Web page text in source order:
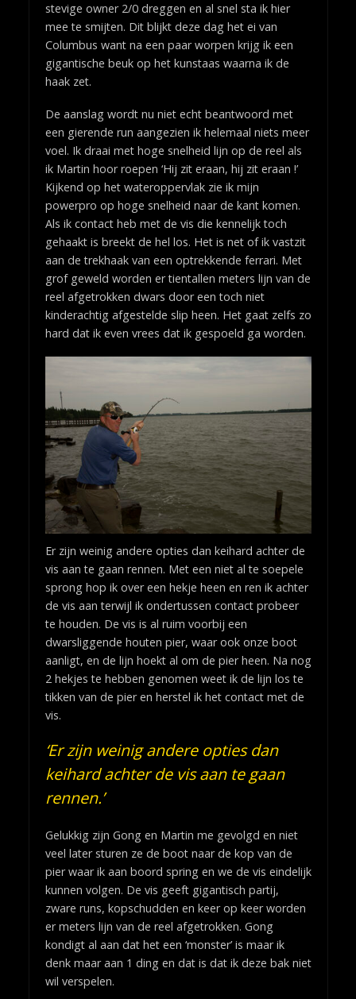
stevige owner 2/0 dreggen en al snel sta ik hier
mee te smijten. Dit blijkt deze dag het ei van
Columbus want na een paar worpen krijg ik een
gigantische beuk op het kunstaas waarna ik de
haak zet.
De aanslag wordt nu niet echt beantwoord met
een gierende run aangezien ik helemaal niets meer
voel. Ik draai met hoge snelheid lijn op de reel als
ik Martin hoor roepen ‘Hij zit eraan, hij zit eraan !’
Kijkend op het wateroppervlak zie ik mijn
powerpro op hoge snelheid naar de kant komen.
Als ik contact heb met de vis die kennelijk toch
gehaakt is breekt de hel los. Het is net of ik vastzit
aan de trekhaak van een optrekkende ferrari. Met
grof geweld worden er tientallen meters lijn van de
reel afgetrokken dwars door een toch niet
kinderachtig afgestelde slip heen. Het gaat zelfs zo
hard dat ik even vrees dat ik gespoeld ga worden.
Er zijn weinig andere opties dan keihard achter de
vis aan te gaan rennen. Met een niet al te soepele
sprong hop ik over een hekje heen en ren ik achter
de vis aan terwijl ik ondertussen contact probeer
te houden. De vis is al ruim voorbij een
dwarsliggende houten pier, waar ook onze boot
aanligt, en de lijn hoekt al om de pier heen. Na nog
2 hekjes te hebben genomen weet ik de lijn los te
tikken van de pier en herstel ik het contact met de
vis.
‘Er zijn weinig andere opties dan
keihard achter de vis aan te gaan
rennen.’
Gelukkig zijn Gong en Martin me gevolgd en niet
veel later sturen ze de boot naar de kop van de
pier waar ik aan boord spring en we de vis eindelijk
kunnen volgen. De vis geeft gigantisch partij,
zware runs, kopschudden en keer op keer worden
er meters lijn van de reel afgetrokken. Gong
kondigt al aan dat het een ‘monster’ is maar ik
denk maar aan 1 ding en dat is dat ik deze bak niet
wil verspelen.